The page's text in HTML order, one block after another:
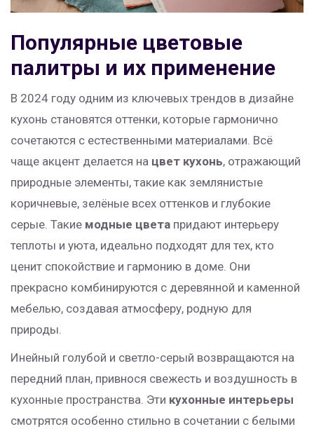
Популярные цветовые
палитры и их применение
В 2024 году одним из ключевых трендов в дизайне
кухонь становятся оттенки, которые гармонично
сочетаются с естественными материалами. Всё
чаще акцент делается на цвет кухонь, отражающий
природные элементы, такие как землянистые
коричневые, зелёные всех оттенков и глубокие
серые. Такие модные цвета придают интерьеру
теплоты и уюта, идеально подходят для тех, кто
ценит спокойствие и гармонию в доме. Они
прекрасно комбинируются с деревянной и каменной
мебелью, создавая атмосферу, родную для
природы.
Инейный голубой и светло-серый возвращаются на
передний план, привнося свежесть и воздушность в
кухонные пространства. Эти кухонные интерьеры
смотрятся особенно стильно в сочетании с белыми